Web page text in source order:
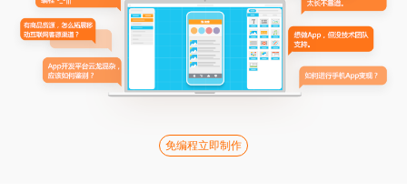
免编程立即制作